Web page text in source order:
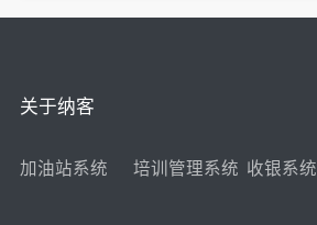
关于纳客
加油站系统 培训管理系统 收银系统